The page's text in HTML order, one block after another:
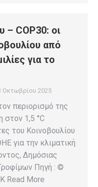
– COP30: οι
από
για το
Οκτωβρίου 2025
περιορισμό της
στον 1,5 °C
του Κοινοβουλίου
για την κλιματική
Δημόσιας
Πηγή : ©
Read More